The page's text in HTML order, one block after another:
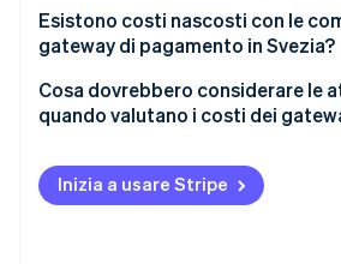
Stripe Sessions 2026
Scopri come Stripe sta
Commissioni per la conversione
Commissioni per bonifici o
Commissioni aggiuntive
Ottimizza il tuo gateway di
Dai priorità ai pagamenti locali
Riduci al minimo rimborsi e storni
Monitora le commissioni
Esistono costi nascosti con le
gateway di pagamento in Svezia?
Cosa dovrebbero considerare le
quando valutano i costi dei
I tuoi costi reali di transazione
Pagamenti transfrontalieri
Inizia a usare Stripe